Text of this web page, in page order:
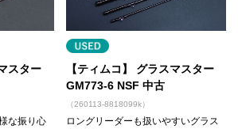
スター
な振り心
【ティムコ】 グラスマスター
GM773-6 NSF 中古
（260113-8818099k）
ロングリーダーも扱いやすいグラス